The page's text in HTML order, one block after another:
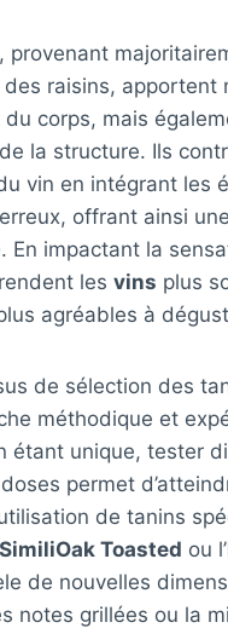
provenant
des raisins, apportent
du corps, mais
la structure. Ils
vin en intégrant les
offrant ainsi une
En impactant la
les vins plus
agréables à
de sélection des
méthodique et
étant unique, tester
permet
de tanins
SimiliOak Toasted ou l’
de nouvelles
notes grillées ou la